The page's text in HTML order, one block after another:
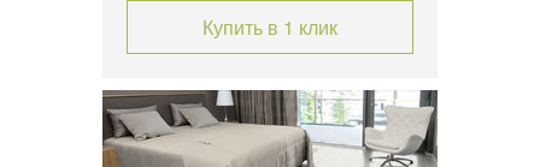
Купить в 1 клик